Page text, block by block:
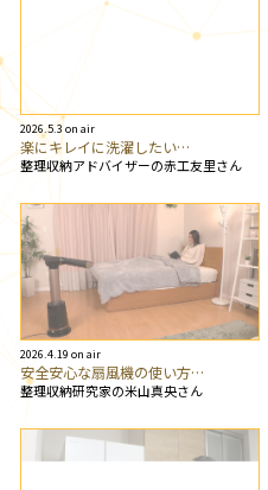
2026.5.3 on air
楽にキレイに洗濯したい…
整理収納アドバイザーの赤工友里さん
2026.4.19 on air
安全安心な扇風機の使い方…
整理収納研究家の米山真央さん